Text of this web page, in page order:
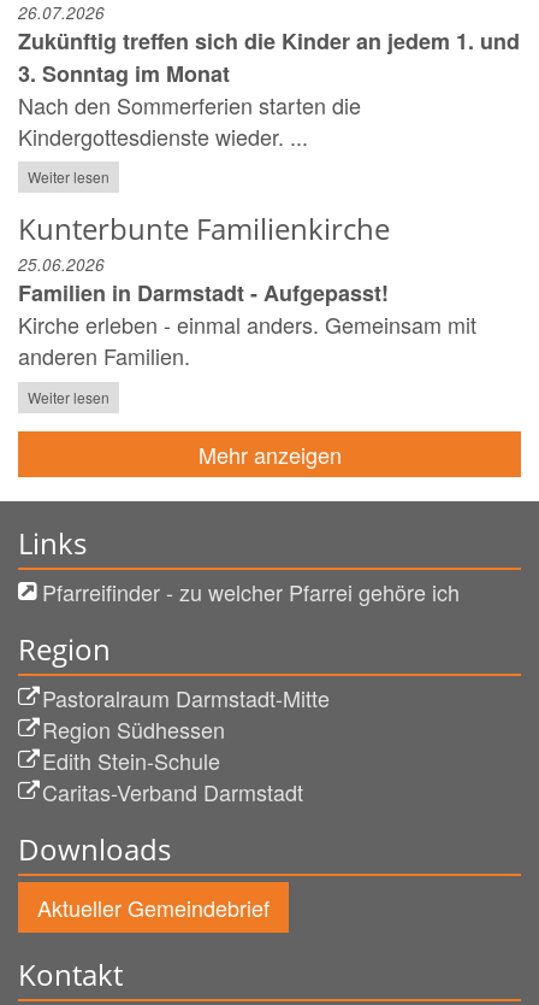
26.07.2026
Zukünftig treffen sich die Kinder an jedem 1. und
3. Sonntag im Monat
Nach den Sommerferien starten die
Kindergottesdienste wieder. ...
Weiter lesen
Kunterbunte Familienkirche
25.06.2026
Familien in Darmstadt - Aufgepasst!
Kirche erleben - einmal anders. Gemeinsam mit
anderen Familien.
Weiter lesen
Mehr anzeigen
Links
Pfarreifinder - zu welcher Pfarrei gehöre ich
Region
Pastoralraum Darmstadt-Mitte
Region Südhessen
Edith Stein-Schule
Caritas-Verband Darmstadt
Downloads
Aktueller Gemeindebrief
Kontakt